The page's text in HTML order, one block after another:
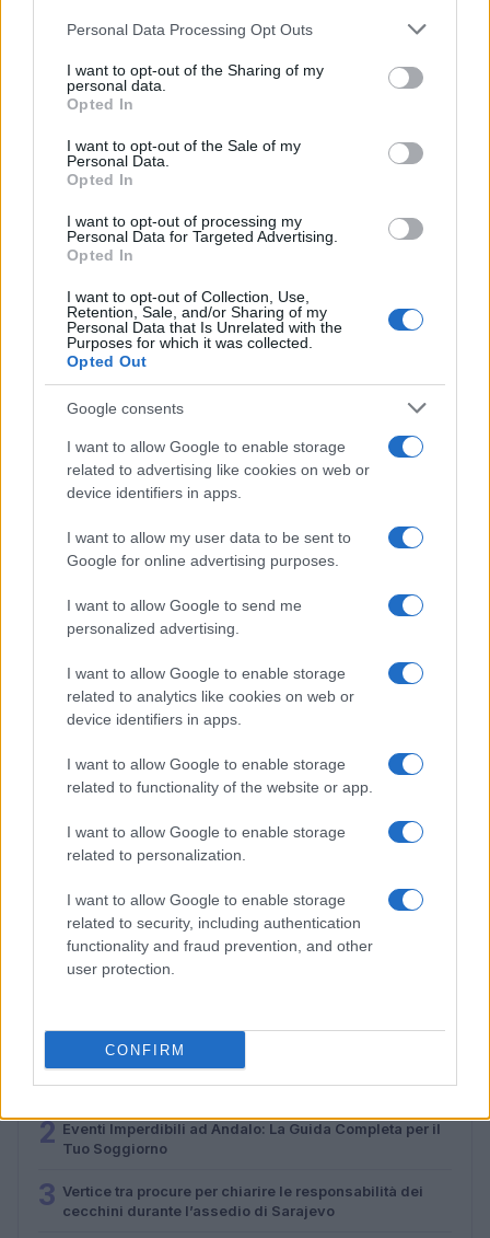
Please note that this website/app uses one or more Google
not limited to your visit or usage behaviour. You may click to
grant or deny consent to Google and its third-party tags to
use your data for below specified purposes in below Google
consent section.
Personal Data Processing Opt Outs
I want to opt-out of the Sharing of my
personal data.
Opted In
I want to opt-out of the Sale of my
Personal Data.
Opted In
I want to opt-out of processing my
Personal Data for Targeted Advertising.
Opted In
I want to opt-out of Collection, Use,
Retention, Sale, and/or Sharing of my
Personal Data that Is Unrelated with the
Purposes for which it was collected.
Opted Out
Google consents
I want to allow Google to enable storage
related to advertising like cookies on web or
device identifiers in apps.
I want to allow my user data to be sent to
Google for online advertising purposes.
I want to allow Google to send me
personalized advertising.
I want to allow Google to enable storage
related to analytics like cookies on web or
device identifiers in apps.
I want to allow Google to enable storage
related to functionality of the website or app.
I want to allow Google to enable storage
related to personalization.
I want to allow Google to enable storage
related to security, including authentication
functionality and fraud prevention, and other
user protection.
CONFIRM
Odissea e Spider-Man: i film che hanno rivoluzionato
l’estate al cinema
FUORI PORTA
Dalla gloria di Coppi al declino attuale: l’allarme per il
ciclismo italiano
FUORI PORTA
passeggiate e street food
Alessandro Tassinari · 4 Ago 2026
1
Itinerari d’acqua in Veneto: 8 percorsi semplici per
principianti
2 Eventi Imperdibili ad Andalo: La Guida Completa per il
Tuo Soggiorno
3 Vertice tra procure per chiarire le responsabilità dei
cecchini durante l’assedio di Sarajevo